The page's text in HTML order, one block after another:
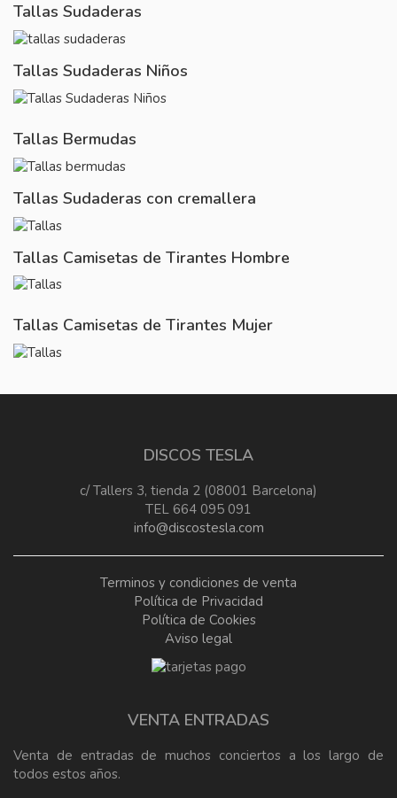
Tallas Sudaderas
Tallas Sudaderas Niños
Tallas Bermudas
Tallas Sudaderas con cremallera
Tallas Camisetas de Tirantes Hombre
Tallas Camisetas de Tirantes Mujer
DISCOS TESLA
c/ Tallers 3, tienda 2 (08001 Barcelona)
TEL 664 095 091
info@discostesla.com
Terminos y condiciones de venta
Política de Privacidad
Política de Cookies
Aviso legal
VENTA ENTRADAS
Venta de entradas de muchos conciertos a los largo de
todos estos años.